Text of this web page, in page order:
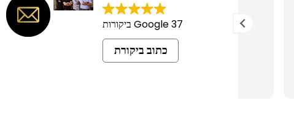
37 Google ביקורות
כתוב ביקורת
בועז סופר מקצועי, ושירותי
כל הכבוד